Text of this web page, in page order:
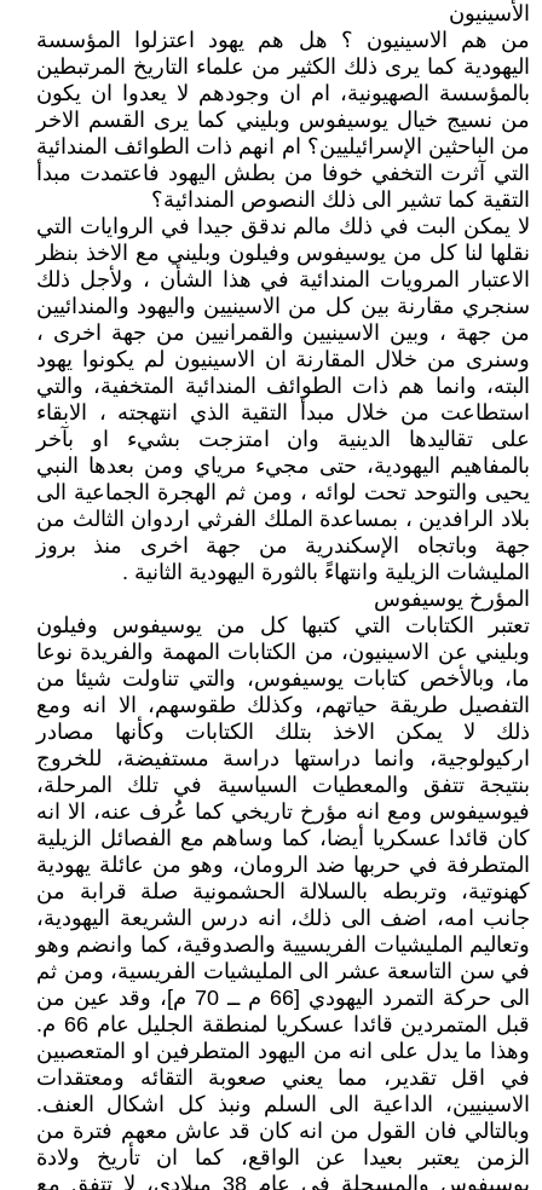
الأسينيون
من هم الاسينيون ؟ هل هم يهود اعتزلوا المؤسسة
اليهودية كما يرى ذلك الكثير من علماء التاريخ المرتبطين
بالمؤسسة الصهيونية، ام ان وجودهم لا يعدوا ان يكون
من نسيج خيال يوسيفوس وبليني كما يرى القسم الاخر
من الباحثين الإسرائيليين؟ ام انهم ذات الطوائف المندائية
التي آثرت التخفي خوفا من بطش اليهود فاعتمدت مبدأ
التقية كما تشير الى ذلك النصوص المندائية؟
لا يمكن البت في ذلك مالم ندقق جيدا في الروايات التي
نقلها لنا كل من يوسيفوس وفيلون وبليني مع الاخذ بنظر
الاعتبار المرويات المندائية في هذا الشأن ، ولأجل ذلك
سنجري مقارنة بين كل من الاسينيين واليهود والمندائيين
من جهة ، وبين الاسينيين والقمرانيين من جهة اخرى ،
وسنرى من خلال المقارنة ان الاسينيون لم يكونوا يهود
البته، وانما هم ذات الطوائف المندائية المتخفية، والتي
استطاعت من خلال مبدأ التقية الذي انتهجته ، الابقاء
على تقاليدها الدينية وان امتزجت بشيء او بآخر
بالمفاهيم اليهودية، حتى مجيء مرياي ومن بعدها النبي
يحيى والتوحد تحت لوائه ، ومن ثم الهجرة الجماعية الى
بلاد الرافدين ، بمساعدة الملك الفرثي اردوان الثالث من
جهة وباتجاه الإسكندرية من جهة اخرى منذ بروز
المليشات الزيلية وانتهاءً بالثورة اليهودية الثانية .
المؤرخ يوسيفوس
تعتبر الكتابات التي كتبها كل من يوسيفوس وفيلون
وبليني عن الاسينيون، من الكتابات المهمة والفريدة نوعا
ما، وبالأخص كتابات يوسيفوس، والتي تناولت شيئا من
التفصيل طريقة حياتهم، وكذلك طقوسهم، الا انه ومع
ذلك لا يمكن الاخذ بتلك الكتابات وكأنها مصادر
اركيولوجية، وانما دراستها دراسة مستفيضة، للخروج
بنتيجة تتفق والمعطيات السياسية في تلك المرحلة،
فيوسيفوس ومع انه مؤرخ تاريخي كما عُرف عنه، الا انه
كان قائدا عسكريا أيضا، كما وساهم مع الفصائل الزيلية
المتطرفة في حربها ضد الرومان، وهو من عائلة يهودية
كهنوتية، وتربطه بالسلالة الحشمونية صلة قرابة من
جانب امه، اضف الى ذلك، انه درس الشريعة اليهودية،
وتعاليم المليشيات الفريسيية والصدوقية، كما وانضم وهو
في سن التاسعة عشر الى المليشيات الفريسية، ومن ثم
الى حركة التمرد اليهودي [66 م ــ 70 م]، وقد عين من
قبل المتمردين قائدا عسكريا لمنطقة الجليل عام 66 م.
وهذا ما يدل على انه من اليهود المتطرفين او المتعصبين
في اقل تقدير، مما يعني صعوبة التقائه ومعتقدات
الاسينيين، الداعية الى السلم ونبذ كل اشكال العنف.
وبالتالي فان القول من انه كان قد عاش معهم فترة من
الزمن يعتبر بعيدا عن الواقع، كما ان تأريخ ولادة
يوسيفوس والمسجلة في عام 38 ميلادي، لا تتفق مع